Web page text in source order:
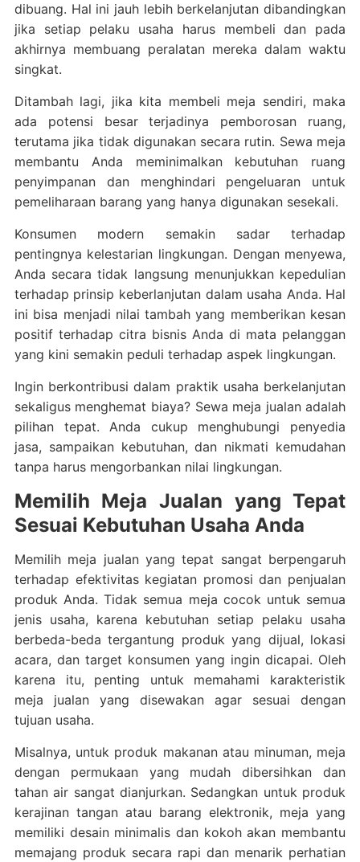
dibuang. Hal ini jauh lebih berkelanjutan dibandingkan
jika setiap pelaku usaha harus membeli dan pada
akhirnya membuang peralatan mereka dalam waktu
singkat.
Ditambah lagi, jika kita membeli meja sendiri, maka
ada potensi besar terjadinya pemborosan ruang,
terutama jika tidak digunakan secara rutin. Sewa meja
membantu Anda meminimalkan kebutuhan ruang
penyimpanan dan menghindari pengeluaran untuk
pemeliharaan barang yang hanya digunakan sesekali.
Konsumen modern semakin sadar terhadap
pentingnya kelestarian lingkungan. Dengan menyewa,
Anda secara tidak langsung menunjukkan kepedulian
terhadap prinsip keberlanjutan dalam usaha Anda. Hal
ini bisa menjadi nilai tambah yang memberikan kesan
positif terhadap citra bisnis Anda di mata pelanggan
yang kini semakin peduli terhadap aspek lingkungan.
Ingin berkontribusi dalam praktik usaha berkelanjutan
sekaligus menghemat biaya? Sewa meja jualan adalah
pilihan tepat. Anda cukup menghubungi penyedia
jasa, sampaikan kebutuhan, dan nikmati kemudahan
tanpa harus mengorbankan nilai lingkungan.
Memilih Meja Jualan yang Tepat
Sesuai Kebutuhan Usaha Anda
Memilih meja jualan yang tepat sangat berpengaruh
terhadap efektivitas kegiatan promosi dan penjualan
produk Anda. Tidak semua meja cocok untuk semua
jenis usaha, karena kebutuhan setiap pelaku usaha
berbeda-beda tergantung produk yang dijual, lokasi
acara, dan target konsumen yang ingin dicapai. Oleh
karena itu, penting untuk memahami karakteristik
meja jualan yang disewakan agar sesuai dengan
tujuan usaha.
Misalnya, untuk produk makanan atau minuman, meja
dengan permukaan yang mudah dibersihkan dan
tahan air sangat dianjurkan. Sedangkan untuk produk
kerajinan tangan atau barang elektronik, meja yang
memiliki desain minimalis dan kokoh akan membantu
memajang produk secara rapi dan menarik perhatian